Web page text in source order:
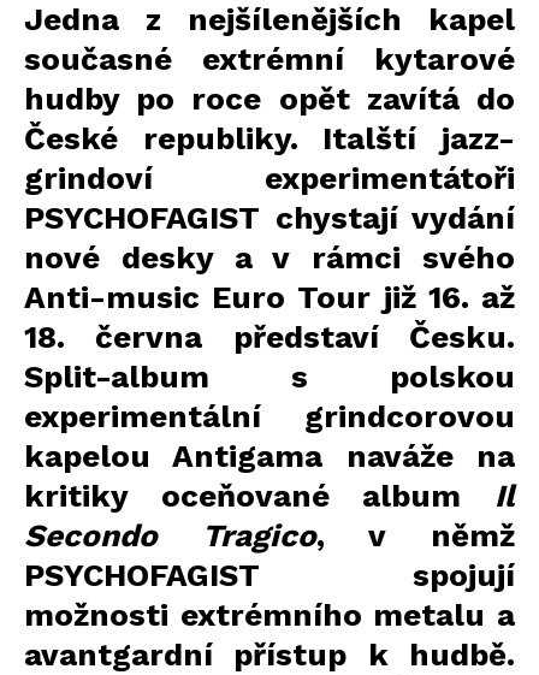
Jedna z nejšílenějších kapel
současné extrémní kytarové
hudby po roce opět zavítá do
České republiky. Italští jazz-
grindoví experimentátoři
PSYCHOFAGIST chystají vydání
nové desky a v rámci svého
Anti-music Euro Tour již 16. až
18. června představí Česku.
Split-album s polskou
experimentální grindcorovou
kapelou Antigama naváže na
kritiky oceňované album Il
Secondo Tragico, v němž
PSYCHOFAGIST spojují
možnosti extrémního metalu a
avantgardní přístup k hudbě.